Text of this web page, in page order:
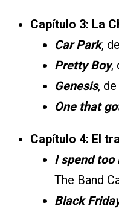
Capítulo 3: La
Car Park,
Pretty Boy,
Genesis,
One that
Capítulo 4: El
I spend too
The Band
Black